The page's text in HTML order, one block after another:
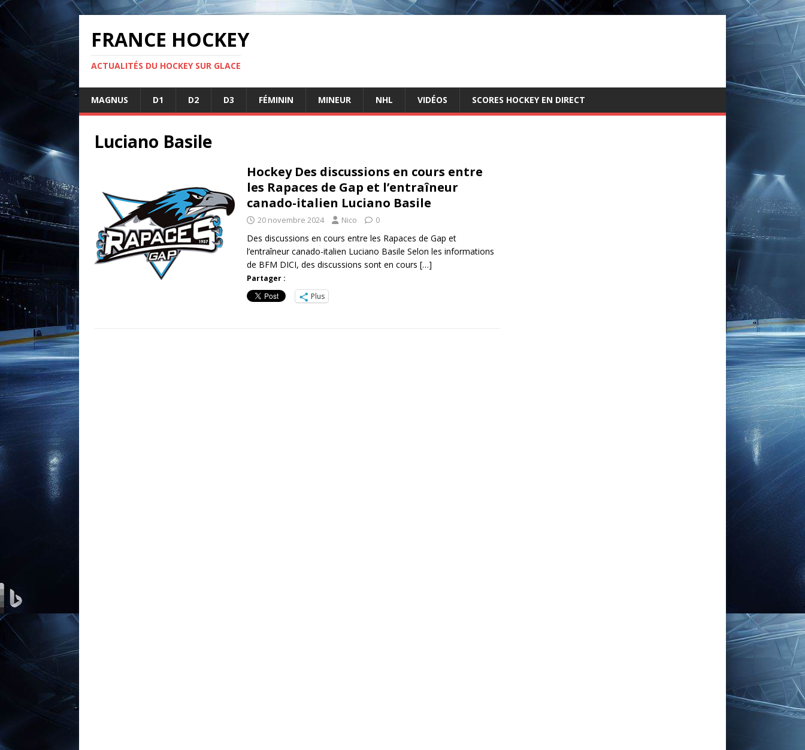
FRANCE HOCKEY
ACTUALITÉS DU HOCKEY SUR GLACE
MAGNUS D1 D2 D3 FÉMININ MINEUR NHL VIDÉOS SCORES HOCKEY EN DIRECT
Luciano Basile
Hockey Des discussions en cours entre
les Rapaces de Gap et l’entraîneur
canado-italien Luciano Basile
20 novembre 2024 Nico 0
Des discussions en cours entre les Rapaces de Gap et
l’entraîneur canado-italien Luciano Basile Selon les informations
de BFM DICI, des discussions sont en cours […]
Partager :
Plus